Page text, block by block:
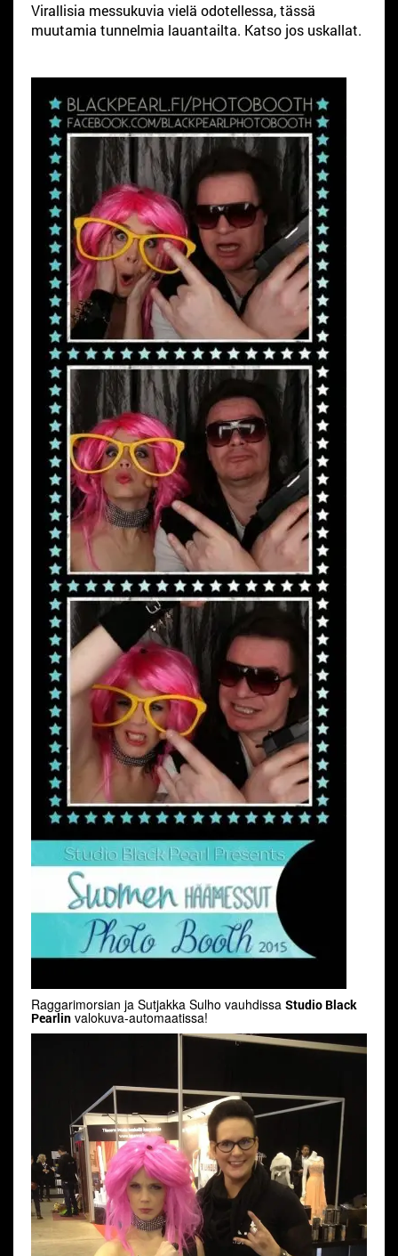
Virallisia messukuvia vielä odotellessa, tässä
muutamia tunnelmia lauantailta. Katso jos uskallat.
Raggarimorsian ja Sutjakka Sulho vauhdissa Studio Black
Pearlin valokuva-automaatissa!